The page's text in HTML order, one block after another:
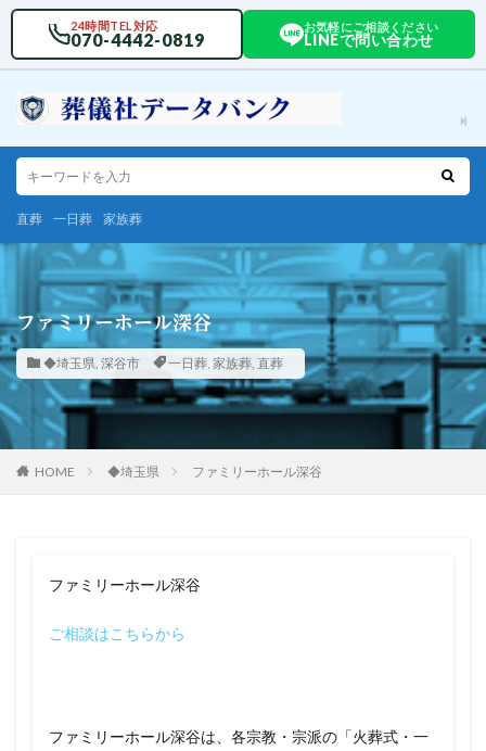
24時間TEL対応
070-4442-0819
お気軽にご相談ください
LINEで問い合わせ
直葬 一日葬 家族葬
ファミリーホール深谷
◆埼玉県, 深谷市 一日葬, 家族葬, 直葬
HOME ◆埼玉県 ファミリーホール深谷
ファミリーホール深谷
ご相談はこちらから
ファミリーホール深谷は、各宗教・宗派の「火葬式・一